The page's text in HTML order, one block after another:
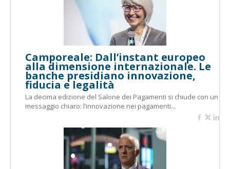
Camporeale: Dall’instant europeo
alla dimensione internazionale. Le
banche presidiano innovazione,
fiducia e legalità
La decima edizione del Salone dei Pagamenti si chiude con un
messaggio chiaro: l’innovazione nei pagamenti...